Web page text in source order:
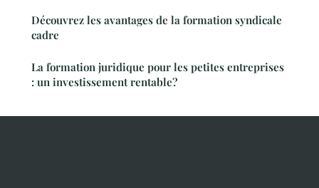
Découvrez les avantages de la formation syndicale
cadre
La formation juridique pour les petites entreprises
: un investissement rentable?